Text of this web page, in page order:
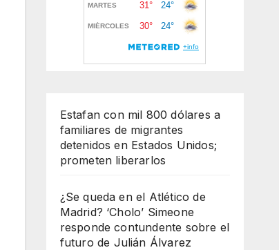
Estafan con mil 800 dólares a
familiares de migrantes
detenidos en Estados Unidos;
prometen liberarlos
¿Se queda en el Atlético de
Madrid? ‘Cholo’ Simeone
responde contundente sobre el
futuro de Julián Álvarez